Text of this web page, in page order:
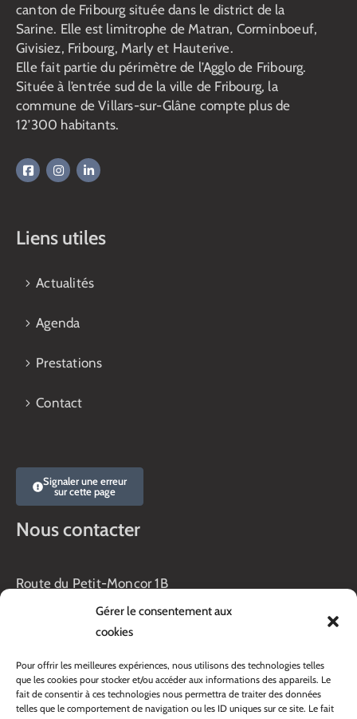
Gérer le consentement aux
cookies
Pour offrir les meilleures expériences, nous utilisons des technologies telles
que les cookies pour stocker et/ou accéder aux informations des appareils. Le
fait de consentir à ces technologies nous permettra de traiter des données
telles que le comportement de navigation ou les ID uniques sur ce site. Le fait
canton de Fribourg située dans le district de la
Sarine. Elle est limitrophe de Matran, Corminboeuf,
Givisiez, Fribourg, Marly et Hauterive.
Elle fait partie du périmètre de l’Agglo de Fribourg.
Située à l’entrée sud de la ville de Fribourg, la
commune de Villars-sur-Glâne compte plus de
12’300 habitants.
Liens utiles
Actualités
Agenda
Prestations
Contact
Signaler une erreur
sur cette page
Nous contacter
Route du Petit-Moncor 1B
Case postale 176
Lundi au jeudi :
8h00 – 11h30
13h45 – 17h00